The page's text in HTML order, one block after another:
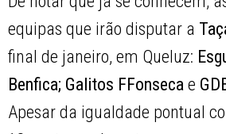
equipas que irão disputar a
final de janeiro, em Queluz:
Benfica; Galitos FFonseca e
Apesar da igualdade pontual